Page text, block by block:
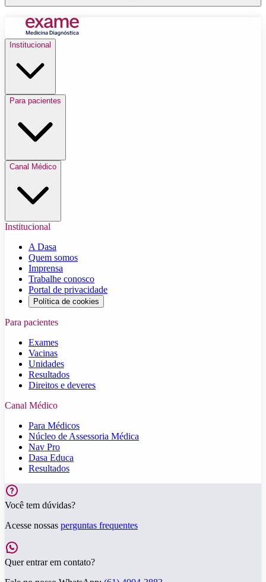
Institucional
Para pacientes
Canal Médico
Institucional
A Dasa
Quem somos
Imprensa
Trabalhe conosco
Portal de privacidade
Política de cookies
Para pacientes
Exames
Vacinas
Unidades
Resultados
Direitos e deveres
Canal Médico
Para Médicos
Núcleo de Assessoria Médica
Nav Pro
Dasa Educa
Resultados
Você tem dúvidas?
Acesse nossas perguntas frequentes
Quer entrar em contato?